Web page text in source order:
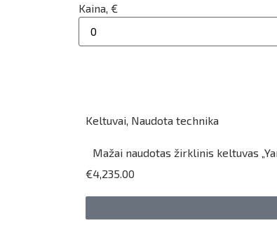
Kaina, €
Keltuvai Naudota technika
Mažai naudotas žirklinis keltuvas
€4,235.00